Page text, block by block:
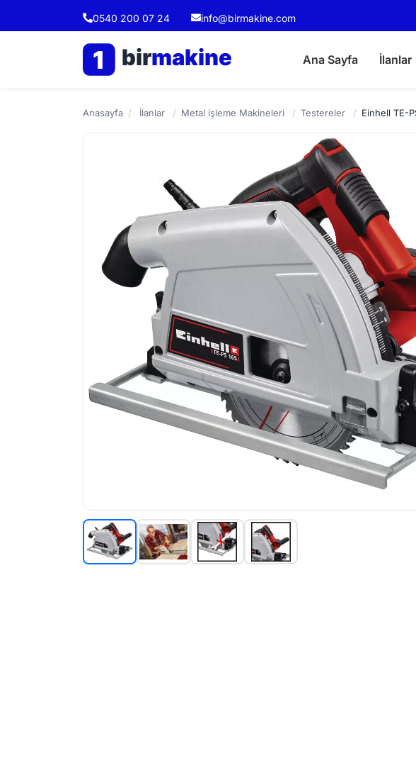
0540 200 07 24 info@birmakine.com
1 birmakine Ana Sayfa İlanlar
Anasayfa / İlanlar / Metal işleme Makineleri / Testereler / Einhell TE-